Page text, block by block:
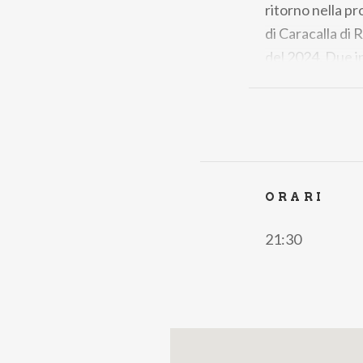
ritorno nella
di Caracalla di
del 2024. Due
un’atmosfera
ORARI
21:30